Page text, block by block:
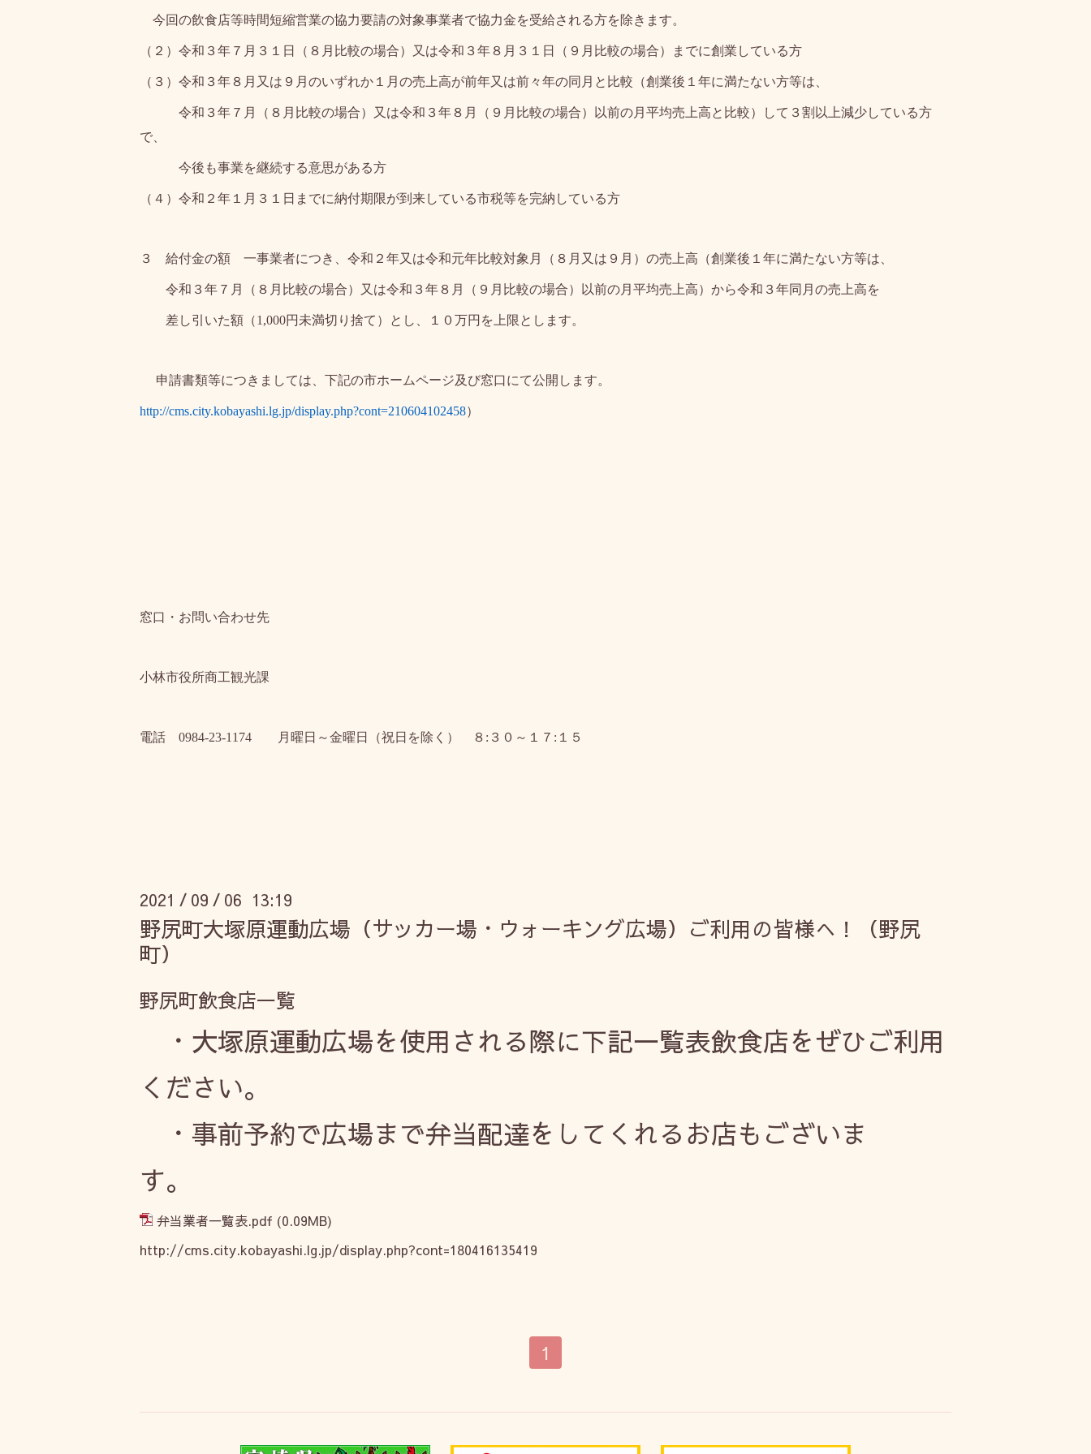
今回の飲食店等時間短縮営業の協力要請の対象事業者で協力金を受給される方を除きます。
（２）令和３年７月３１日（８月比較の場合）又は令和３年８月３１日（９月比較の場合）までに創業している方
（３）令和３年８月又は９月のいずれか１月の売上高が前年又は前々年の同月と比較（創業後１年に満たない方等は、
令和３年７月（８月比較の場合）又は令和３年８月（９月比較の場合）以前の月平均売上高と比較）して３割以上減少している方
で、
今後も事業を継続する意思がある方
（４）令和２年１月３１日までに納付期限が到来している市税等を完納している方
３ 給付金の額 一事業者につき、令和２年又は令和元年比較対象月（８月又は９月）の売上高（創業後１年に満たない方等は、
令和３年７月（８月比較の場合）又は令和３年８月（９月比較の場合）以前の月平均売上高）から令和３年同月の売上高を
差し引いた額（1,000円未満切り捨て）とし、１０万円を上限とします。
申請書類等につきましては、下記の市ホームページ及び窓口にて公開します。
http://cms.city.kobayashi.lg.jp/display.php?cont=210604102458）
窓口・お問い合わせ先
小林市役所商工観光課
電話 0984-23-1174 月曜日～金曜日（祝日を除く） ８ : ３０～１７ : １５
2021 / 09 / 06 13:19
野尻町大塚原運動広場（サッカー場・ウォーキング広場）ご利用の皆様へ！（野尻
町）
野尻町飲食店一覧
・大塚原運動広場を使用される際に下記一覧表飲食店をぜひご利用
ください。
・事前予約で広場まで弁当配達をしてくれるお店もございま
す。
弁当業者一覧表.pdf (0.09MB)
http://cms.city.kobayashi.lg.jp/display.php?cont=180416135419
1